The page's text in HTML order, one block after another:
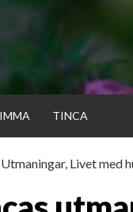
TINCA
, Livet med